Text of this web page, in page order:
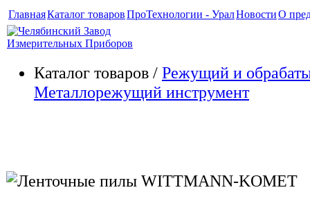
ГлавнаяКаталог товаровПроТехнологии - УралНовостиО
Каталог товаров / Режущий и
Металлорежущий инструмент